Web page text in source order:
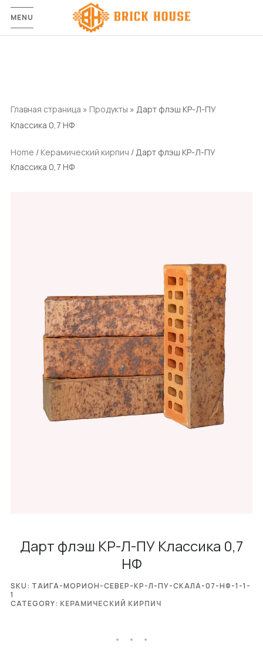
MENU
Главная страница » Продукты » Дарт флэш КР-Л-ПУ
Классика 0,7 НФ
Home / Керамический кирпич / Дарт флэш КР-Л-ПУ
Классика 0,7 НФ
Дарт флэш КР-Л-ПУ Классика 0,7
НФ
SKU: ТАИГА-МОРИОН-СЕВЕР-КР-Л-ПУ-СКАЛА-07-НФ-1-1-
1
CATEGORY: КЕРАМИЧЕСКИЙ КИРПИЧ